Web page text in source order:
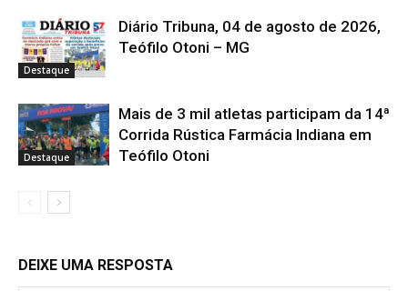
Destaque
Diário Tribuna, 04 de agosto de 2026,
Teófilo Otoni – MG
Destaque
Mais de 3 mil atletas participam da 14ª
Corrida Rústica Farmácia Indiana em
Teófilo Otoni
DEIXE UMA RESPOSTA